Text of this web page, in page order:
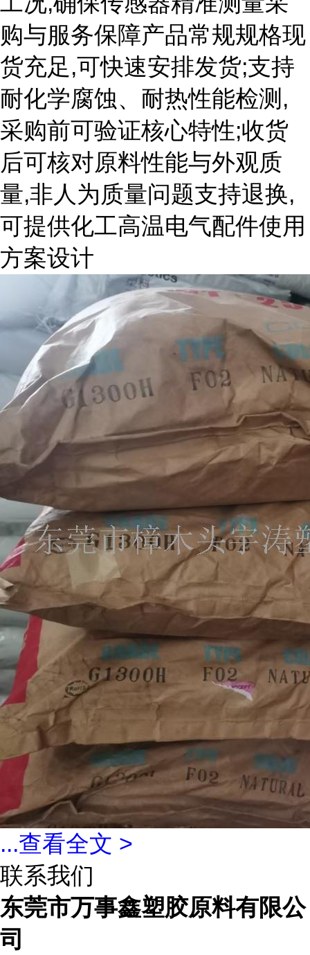
购与服务保障产品常规规格现
货充足,可快速安排发货;支持
耐化学腐蚀、耐热性能检测,
采购前可验证核心特性;收货
后可核对原料性能与外观质
量,非人为质量问题支持退换,
可提供化工高温电气配件使用
方案设计
...查看全文 >
联系我们
东莞市万事鑫塑胶原料有限公
司